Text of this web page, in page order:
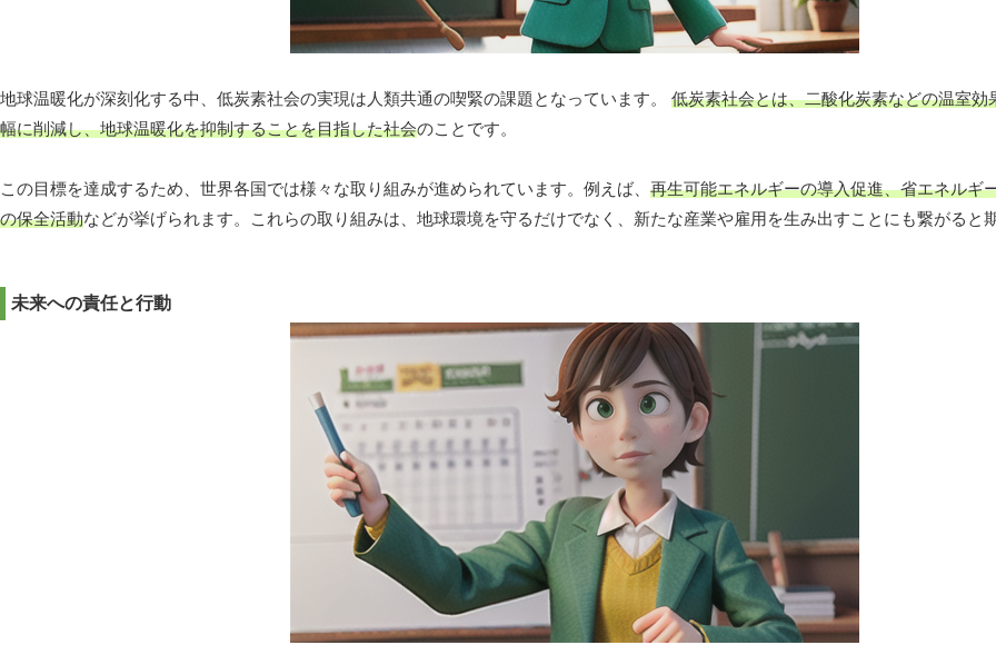
地球温暖化が深刻化する中、低炭素社会の実現は人類共通の喫緊の課題となっています。 低炭素社会とは、二酸化炭素などの温室効
幅に削減し、地球温暖化を抑制することを目指した社会のことです。
この目標を達成するため、世界各国では様々な取り組みが進められています。例えば、 再生可能エネルギーの導入促進、省エネルギ
の保全活動などが挙げられます。これらの取り組みは、地球環境を守るだけでなく、新たな産業や雇用を生み出すことにも繋がると
未来への責任と行動